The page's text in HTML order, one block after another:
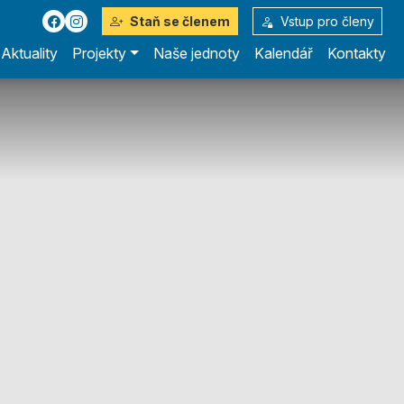
Staň se členem Vstup pro členy
Aktuality Projekty Naše jednoty Kalendář Kontakty